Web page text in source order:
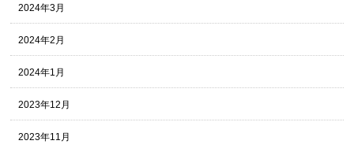
2024年3月
2024年2月
2024年1月
2023年12月
2023年11月